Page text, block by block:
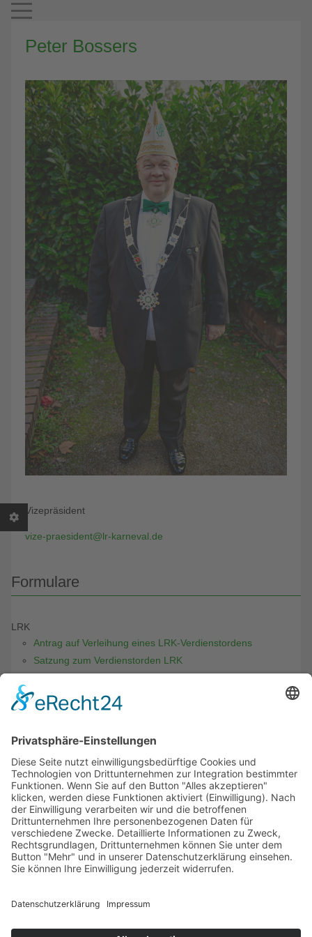
Mobile Menu Toggle
Peter Bossers
Vizepräsident
vize-praesident@lr-karneval.de
Formulare
LRK
Antrag auf Verleihung eines LRK-Verdienstordens
Satzung zum Verdienstorden LRK
Alle Anträge finden Sie auf der BDK-Seite >Link zum BDK
ARAG
Kurzübersicht
Antrag für LRK Mitglieder
News
Aufruf zur Solidarität und zum Zusammenhalt
Absage “bundesweiter digitaler Rosenmontag“
Der Präsident des Bund Deutscher Karneval und der
Putin und nehmen Anteil an dem Schicksal der Menschen in der